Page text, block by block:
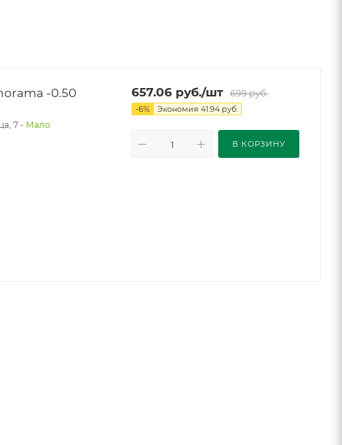
5372-1 очки корриг. Endless Panorama -0.50
7 - Мало
657.06 руб./шт 699руб.
-6% Экономия 41.94 руб.
В КОРЗИНУ